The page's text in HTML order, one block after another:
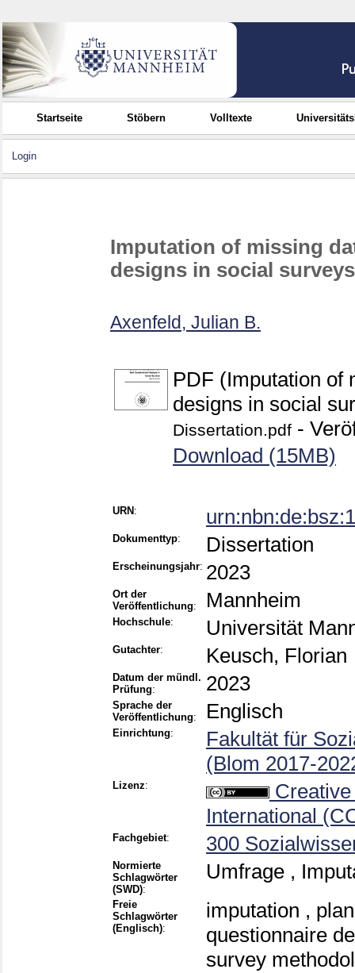
Startseite Stöbern Volltexte
Login
Imputation of missing
designs in social surveys
Axenfeld, Julian B.
PDF (Imputation of
designs in social
Dissertation.pdf -
Download (15MB)
URN :
Dokumenttyp: Dissertation
Erscheinungsjahr: 2023
Ort der
Veröffentlichung: Mannheim
Hochschule: Universität
Gutachter: Keusch, Florian
Datum der mündl.
Prüfung: 2023
Sprache der
Veröffentlichung: Englisch
Einrichtung:
Fakultät für
(Blom 2017-
Lizenz:
International
Fachgebiet: 300
Normierte
Schlagwörter
(SWD):
Umfrage ,
Freie
Schlagwörter
(Englisch):
imputation ,
questionnaire
survey